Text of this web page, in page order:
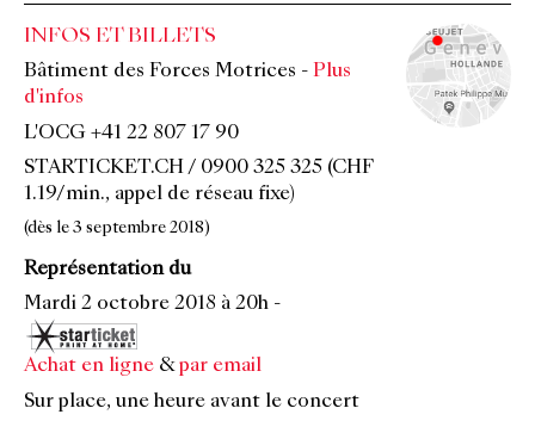
INFOS ET BILLETS
Bâtiment des Forces Motrices - Plus
d'infos
L'OCG +41 22 807 17 90
STARTICKET.CH / 0900 325 325 (CHF
1.19/min., appel de réseau fixe)
(dès le 3 septembre 2018)
Représentation du
Mardi 2 octobre 2018 à 20h -
Achat en ligne & par email
Sur place, une heure avant le concert